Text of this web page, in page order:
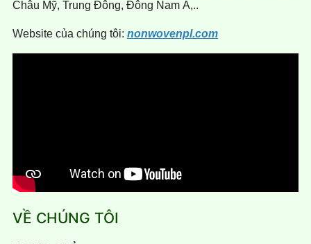
Châu Mỹ, Trung Đông, Đông Nam Á,..
Website của chúng tôi: nonwovenpl.com
VỀ CHÚNG TÔI